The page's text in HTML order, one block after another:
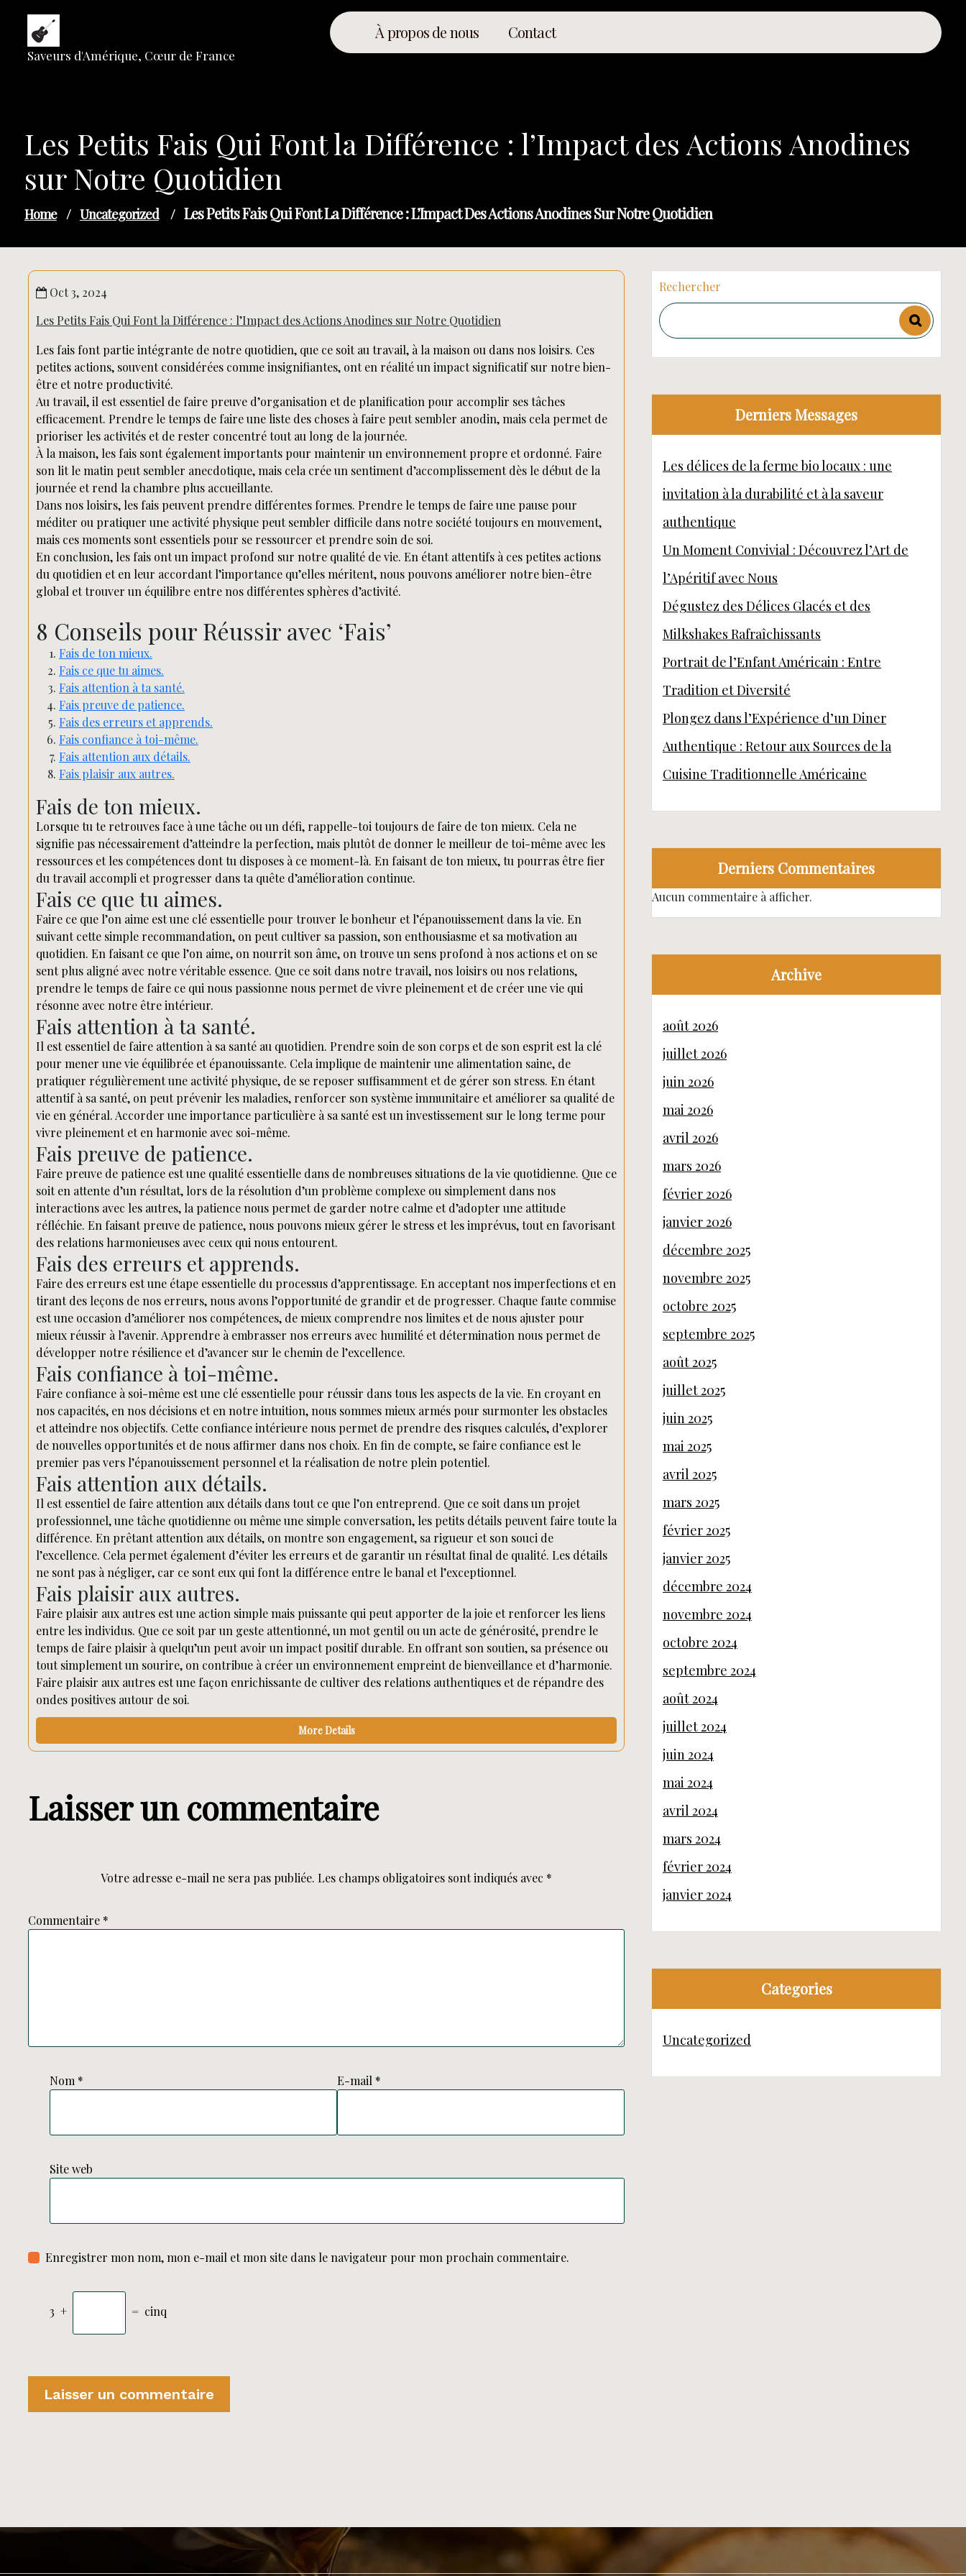
content
Saveurs d'Amérique, Cœur de France
À propos de nous Contact
Les Petits Fais Qui Font la Différence : l’Impact des Actions Anodines
sur Notre Quotidien
Home / Uncategorized / Les Petits Fais Qui Font La Différence : L’Impact Des Actions Anodines Sur Notre Quotidien
Oct 3, 2024
Les Petits Fais Qui Font la Différence : l’Impact des Actions Anodines sur Notre Quotidien
Les fais font partie intégrante de notre quotidien, que ce soit au travail, à la maison ou dans nos loisirs. Ces
petites actions, souvent considérées comme insignifiantes, ont en réalité un impact significatif sur notre bien-
être et notre productivité.
Au travail, il est essentiel de faire preuve d’organisation et de planification pour accomplir ses tâches
efficacement. Prendre le temps de faire une liste des choses à faire peut sembler anodin, mais cela permet de
prioriser les activités et de rester concentré tout au long de la journée.
À la maison, les fais sont également importants pour maintenir un environnement propre et ordonné. Faire
son lit le matin peut sembler anecdotique, mais cela crée un sentiment d’accomplissement dès le début de la
journée et rend la chambre plus accueillante.
Dans nos loisirs, les fais peuvent prendre différentes formes. Prendre le temps de faire une pause pour
méditer ou pratiquer une activité physique peut sembler difficile dans notre société toujours en mouvement,
mais ces moments sont essentiels pour se ressourcer et prendre soin de soi.
En conclusion, les fais ont un impact profond sur notre qualité de vie. En étant attentifs à ces petites actions
du quotidien et en leur accordant l’importance qu’elles méritent, nous pouvons améliorer notre bien-être
global et trouver un équilibre entre nos différentes sphères d’activité.
8 Conseils pour Réussir avec ‘Fais’
Fais de ton mieux.
Fais ce que tu aimes.
Fais attention à ta santé.
Fais preuve de patience.
Fais des erreurs et apprends.
Fais confiance à toi-même.
Fais attention aux détails.
Fais plaisir aux autres.
Fais de ton mieux.
Lorsque tu te retrouves face à une tâche ou un défi, rappelle-toi toujours de faire de ton mieux. Cela ne
signifie pas nécessairement d’atteindre la perfection, mais plutôt de donner le meilleur de toi-même avec les
ressources et les compétences dont tu disposes à ce moment-là. En faisant de ton mieux, tu pourras être fier
du travail accompli et progresser dans ta quête d’amélioration continue.
Fais ce que tu aimes.
Faire ce que l’on aime est une clé essentielle pour trouver le bonheur et l’épanouissement dans la vie. En
suivant cette simple recommandation, on peut cultiver sa passion, son enthousiasme et sa motivation au
quotidien. En faisant ce que l’on aime, on nourrit son âme, on trouve un sens profond à nos actions et on se
sent plus aligné avec notre véritable essence. Que ce soit dans notre travail, nos loisirs ou nos relations,
prendre le temps de faire ce qui nous passionne nous permet de vivre pleinement et de créer une vie qui
résonne avec notre être intérieur.
Fais attention à ta santé.
Il est essentiel de faire attention à sa santé au quotidien. Prendre soin de son corps et de son esprit est la clé
pour mener une vie équilibrée et épanouissante. Cela implique de maintenir une alimentation saine, de
pratiquer régulièrement une activité physique, de se reposer suffisamment et de gérer son stress. En étant
attentif à sa santé, on peut prévenir les maladies, renforcer son système immunitaire et améliorer sa qualité de
vie en général. Accorder une importance particulière à sa santé est un investissement sur le long terme pour
vivre pleinement et en harmonie avec soi-même.
Fais preuve de patience.
Faire preuve de patience est une qualité essentielle dans de nombreuses situations de la vie quotidienne. Que ce
soit en attente d’un résultat, lors de la résolution d’un problème complexe ou simplement dans nos
interactions avec les autres, la patience nous permet de garder notre calme et d’adopter une attitude
réfléchie. En faisant preuve de patience, nous pouvons mieux gérer le stress et les imprévus, tout en favorisant
des relations harmonieuses avec ceux qui nous entourent.
Fais des erreurs et apprends.
Faire des erreurs est une étape essentielle du processus d’apprentissage. En acceptant nos imperfections et en
tirant des leçons de nos erreurs, nous avons l’opportunité de grandir et de progresser. Chaque faute commise
est une occasion d’améliorer nos compétences, de mieux comprendre nos limites et de nous ajuster pour
mieux réussir à l’avenir. Apprendre à embrasser nos erreurs avec humilité et détermination nous permet de
développer notre résilience et d’avancer sur le chemin de l’excellence.
Fais confiance à toi-même.
Faire confiance à soi-même est une clé essentielle pour réussir dans tous les aspects de la vie. En croyant en
nos capacités, en nos décisions et en notre intuition, nous sommes mieux armés pour surmonter les obstacles
et atteindre nos objectifs. Cette confiance intérieure nous permet de prendre des risques calculés, d’explorer
de nouvelles opportunités et de nous affirmer dans nos choix. En fin de compte, se faire confiance est le
premier pas vers l’épanouissement personnel et la réalisation de notre plein potentiel.
Fais attention aux détails.
Il est essentiel de faire attention aux détails dans tout ce que l’on entreprend. Que ce soit dans un projet
professionnel, une tâche quotidienne ou même une simple conversation, les petits détails peuvent faire toute la
différence. En prêtant attention aux détails, on montre son engagement, sa rigueur et son souci de
l’excellence. Cela permet également d’éviter les erreurs et de garantir un résultat final de qualité. Les détails
ne sont pas à négliger, car ce sont eux qui font la différence entre le banal et l’exceptionnel.
Fais plaisir aux autres.
Faire plaisir aux autres est une action simple mais puissante qui peut apporter de la joie et renforcer les liens
entre les individus. Que ce soit par un geste attentionné, un mot gentil ou un acte de générosité, prendre le
temps de faire plaisir à quelqu’un peut avoir un impact positif durable. En offrant son soutien, sa présence ou
tout simplement un sourire, on contribue à créer un environnement empreint de bienveillance et d’harmonie.
Faire plaisir aux autres est une façon enrichissante de cultiver des relations authentiques et de répandre des
ondes positives autour de soi.
More Details
Laisser un commentaire
Votre adresse e-mail ne sera pas publiée. Les champs obligatoires sont indiqués avec *
Commentaire *
Nom * E-mail *
Site web
Enregistrer mon nom, mon e-mail et mon site dans le navigateur pour mon prochain commentaire.
3 + = cinq
Rechercher
Derniers Messages
Les délices de la ferme bio locaux : une
invitation à la durabilité et à la saveur
authentique
Un Moment Convivial : Découvrez l’Art de
l’Apéritif avec Nous
Dégustez des Délices Glacés et des
Milkshakes Rafraîchissants
Portrait de l’Enfant Américain : Entre
Tradition et Diversité
Plongez dans l’Expérience d’un Diner
Authentique : Retour aux Sources de la
Cuisine Traditionnelle Américaine
Derniers Commentaires
Aucun commentaire à afficher.
Archive
août 2026
juillet 2026
juin 2026
mai 2026
avril 2026
mars 2026
février 2026
janvier 2026
décembre 2025
novembre 2025
octobre 2025
septembre 2025
août 2025
juillet 2025
juin 2025
mai 2025
avril 2025
mars 2025
février 2025
janvier 2025
décembre 2024
novembre 2024
octobre 2024
septembre 2024
août 2024
juillet 2024
juin 2024
mai 2024
avril 2024
mars 2024
février 2024
janvier 2024
Categories
Uncategorized